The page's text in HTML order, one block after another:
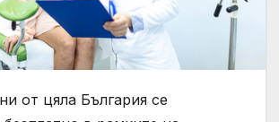
от цяла България се